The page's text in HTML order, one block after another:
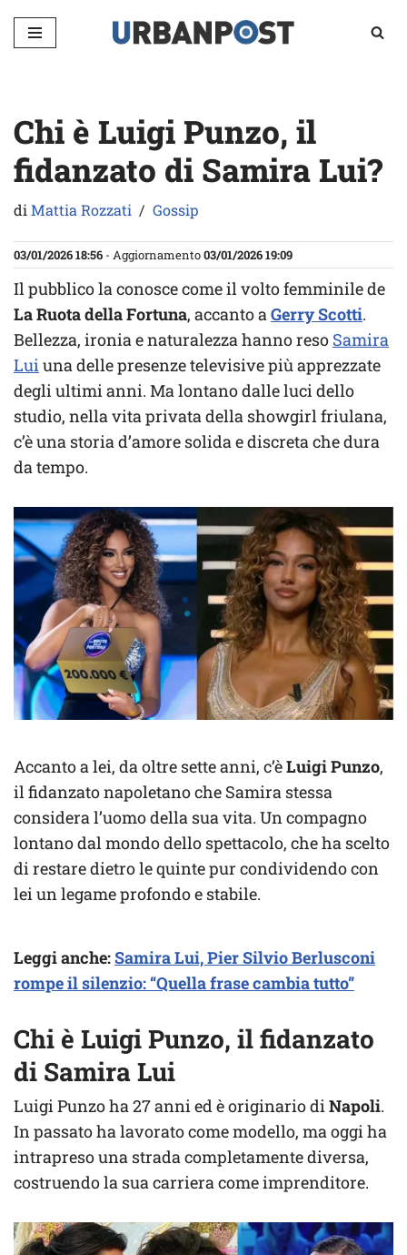
Vai
Chi è Luigi Punzo, il
fidanzato di Samira Lui?
diMattia Rozzati Gossip
03/01/2026 18:56 - Aggiornamento03/01/2026 19:09
Il pubblico la conosce come il volto femminile de
La Ruota della Fortuna, accanto aGerry Scotti.
Bellezza, ironia e naturalezza hanno reso Samira
Luiuna delle presenze televisive più apprezzate
degli ultimi anni. Ma lontano dalle luci dello
studio, nella vita privata della showgirl friulana,
c’è una storia d’amore solida e discreta che dura
da tempo.
Accanto a lei, da oltre sette anni, c’èLuigi Punzo,
il fidanzato napoletano che Samira stessa
considera l’uomo della sua vita. Un compagno
lontano dal mondo dello spettacolo, che ha scelto
di restare dietro le quinte pur condividendo con
lei un legame profondo e stabile.
Leggi anche:Samira Lui, Pier Silvio Berlusconi
rompe il silenzio: “Quella frase cambia tutto”
Chi è Luigi Punzo, il fidanzato
di Samira Lui
Luigi Punzo ha 27 anni ed è originario diNapoli.
In passato ha lavorato come modello, ma oggi ha
intrapreso una strada completamente diversa,
costruendo la sua carriera come imprenditore.